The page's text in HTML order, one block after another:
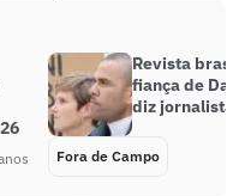
Revista
fiança de
diz jornalista
Fora de Campo